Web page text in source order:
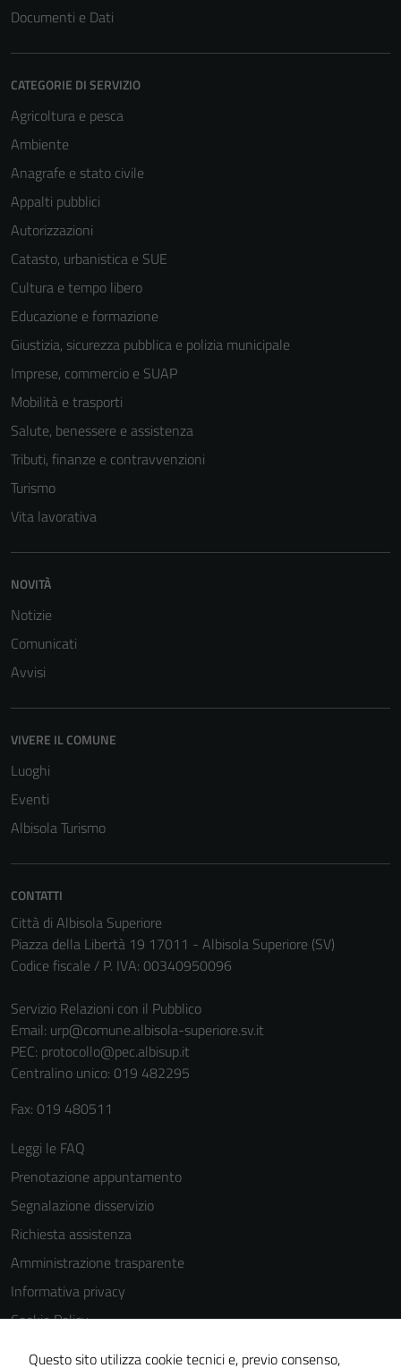
Documenti e Dati
CATEGORIE DI SERVIZIO
Agricoltura e pesca
Ambiente
Anagrafe e stato civile
Appalti pubblici
Autorizzazioni
Catasto, urbanistica e SUE
Cultura e tempo libero
Educazione e formazione
Giustizia, sicurezza pubblica e polizia municipale
Imprese, commercio e SUAP
Mobilità e trasporti
Salute, benessere e assistenza
Tributi, finanze e contravvenzioni
Turismo
Vita lavorativa
NOVITÀ
Notizie
Comunicati
Avvisi
VIVERE IL COMUNE
Luoghi
Eventi
Albisola Turismo
CONTATTI
Città di Albisola Superiore
Piazza della Libertà 19 17011 - Albisola Superiore (SV)
Codice fiscale / P. IVA: 00340950096
Servizio Relazioni con il Pubblico
Email: urp@comune.albisola-superiore.sv.it
PEC: protocollo@pec.albisup.it
Centralino unico: 019 482295
Fax: 019 480511
Leggi le FAQ
Prenotazione appuntamento
Segnalazione disservizio
Richiesta assistenza
Amministrazione trasparente
Informativa privacy
Cookie Policy
Note legali
Questo sito utilizza cookie tecnici e, previo consenso,
Questi cookie
informazioni